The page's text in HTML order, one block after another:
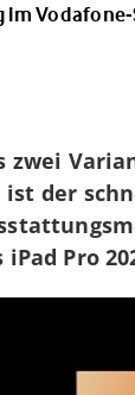
im
zwei
der
Pro